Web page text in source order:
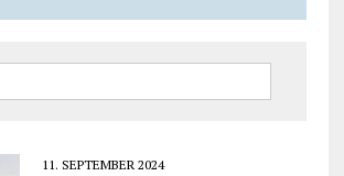
11. SEPTEMBER 2024